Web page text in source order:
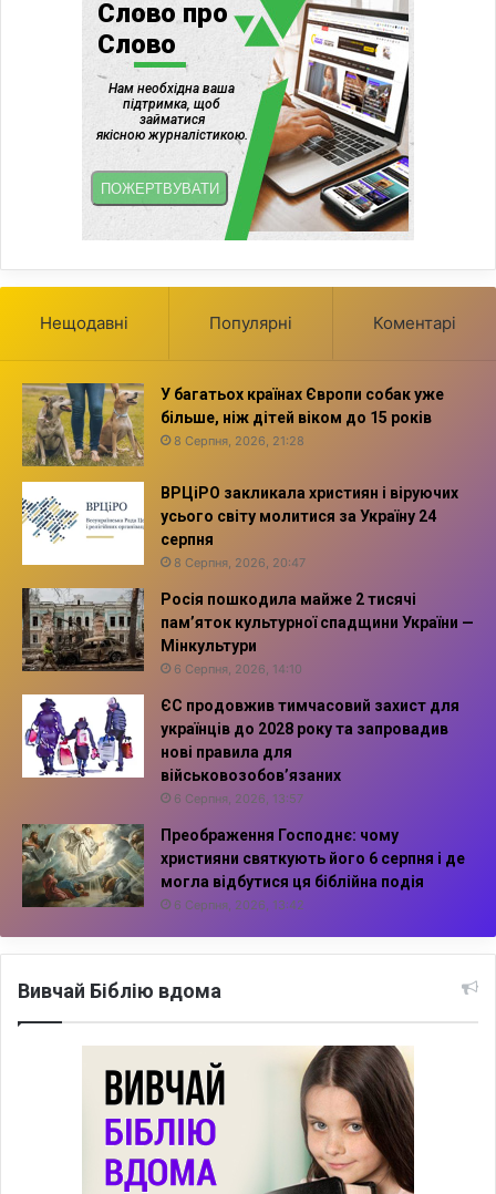
Нещодавні Популярні Коментарі
У багатьох країнах Європи собак уже
більше, ніж дітей віком до 15 років
8 Серпня, 2026, 21:28
ВРЦіРО закликала християн і віруючих
усього світу молитися за Україну 24
серпня
8 Серпня, 2026, 20:47
Росія пошкодила майже 2 тисячі
пам’яток культурної спадщини України —
Мінкультури
6 Серпня, 2026, 14:10
ЄС продовжив тимчасовий захист для
українців до 2028 року та запровадив
нові правила для
військовозобов’язаних
6 Серпня, 2026, 13:57
Преображення Господнє: чому
християни святкують його 6 серпня і де
могла відбутися ця біблійна подія
6 Серпня, 2026, 13:42
Вивчай Біблію вдома